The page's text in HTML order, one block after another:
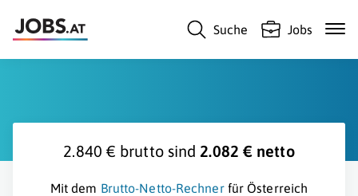
Suche Jobs
2.840 € brutto sind2.082 € netto
Mit dem Brutto-Netto-Rechnerfür Österreich